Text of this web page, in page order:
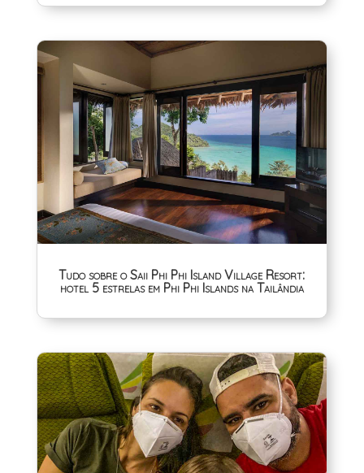
Tudo sobre o Saii Phi Phi Island Village Resort:
hotel 5 estrelas em Phi Phi Islands na Tailândia